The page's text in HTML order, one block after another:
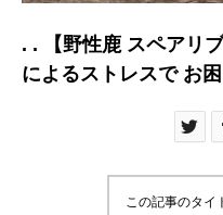
. . 【野性鹿 スペアリ
によるストレスで お
この記事のタイ